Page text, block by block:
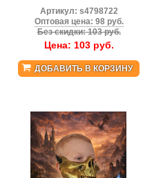
Артикул: s4798722
Оптовая цена: 98 руб.
Без скидки: 103 руб.
Цена: 103руб.
ДОБАВИТЬ В КОРЗИНУ